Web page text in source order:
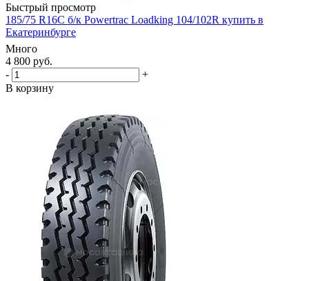
Быстрый просмотр
185/75 R16C б/к Powertrac Loadking 104/102R купить в
Екатеринбурге
Много
4 800 руб.
-
+
В корзину